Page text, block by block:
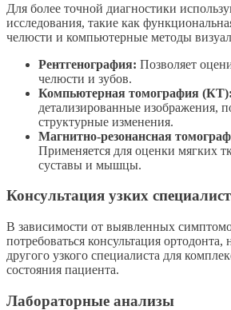
Для более точной диагностики
исследования, такие как
челюсти и компьютерные методы
Рентгенография: Позволяет
челюсти и зубов.
Компьютерная томография (КТ):
детализированные изображения,
структурные изменения.
Магнитно-резонансная
Применяется для оценки мягких
суставы и мышцы.
Консультация узких
В зависимости от выявленных
потребоваться консультация ортодонта,
другого узкого специалиста для
состояния пациента.
Лабораторные анализы